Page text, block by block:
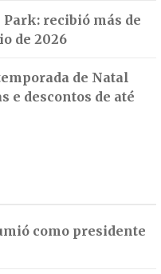
recibió más de
de 2026
de Natal
e descontos de até
como presidente